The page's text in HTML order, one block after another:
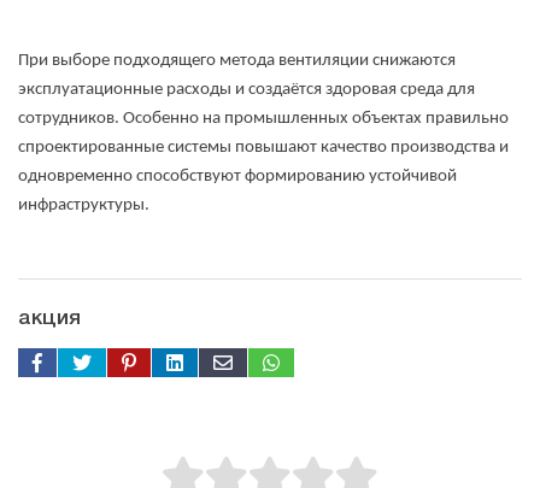
При выборе подходящего метода вентиляции снижаются
эксплуатационные расходы и создаётся здоровая среда для
сотрудников. Особенно на промышленных объектах правильно
спроектированные системы повышают качество производства и
одновременно способствуют формированию устойчивой
инфраструктуры.
акция